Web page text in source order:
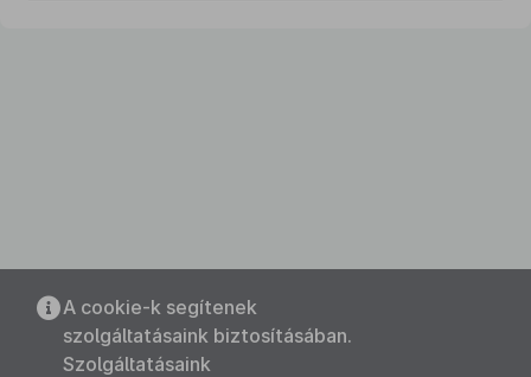
A cookie-k segítenek
szolgáltatásaink biztosításában.
Szolgáltatásaink